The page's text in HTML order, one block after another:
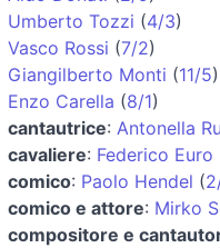
Umberto Tozzi (4/3)
Vasco Rossi (7/2)
Giangilberto Monti (11/5)
Enzo Carella (8/1)
cantautrice: Antonella
cavaliere: Federico Euro
comico: Paolo Hendel (
comico e attore: Mirko
compositore e